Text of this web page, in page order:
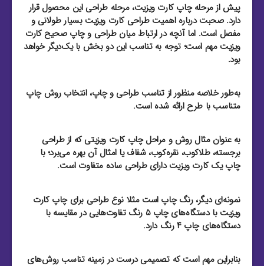
پیش از مرحله چاپ کارت ویزیت، مرحله طراحی این محصول قرار
دارد. صحبت درباره اهمیت طراحی کارت ویزیت بسیار طولانی و
مفصل است. اما آنچه در ارتباط میان طراحی و چاپ صحیح کارت
ویزیت مهم است؛ توجه به تناسب این دو بخش با یک‌دیگر خواهد
بود.
به‌طور خلاصه منظور از تناسب طراحی و چاپ، انتخاب روش چاپ
متناسب با طرح ارائه شده است.
به عنوان مثال روش و مراحل چاپ کارت ویزیتی که از طراحی
برجسته، طلاکوب، نقره‌کوب، شفاف یا امثال آن بهره می‌برد؛ با
چاپ یک کارت ویزیت دارای طراحی ساده متفاوت است.
نمونه‌ای دیگر، رنگ چاپ است مثلا نوع طراحی برای چاپ کارت
ویزیت با دستگاه‌های چاپ ۵ رنگ تفاوت‌هایی در مقایسه با
دستگاه‌های چاپ ۴ رنگ دارد.
بنابراین مهم است که تصمیمی درست در زمینه تناسب روش‌های